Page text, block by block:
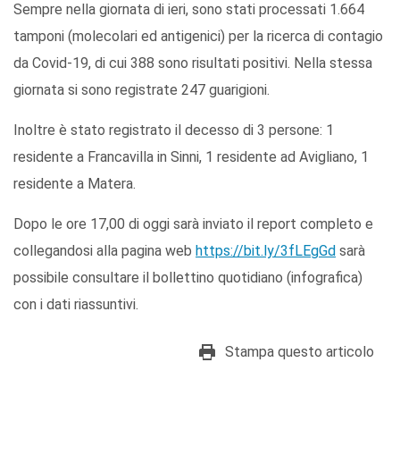
Sempre nella giornata di ieri, sono stati processati 1.664
tamponi (molecolari ed antigenici) per la ricerca di contagio
da Covid-19, di cui 388 sono risultati positivi. Nella stessa
giornata si sono registrate 247 guarigioni.
Inoltre è stato registrato il decesso di 3 persone: 1
residente a Francavilla in Sinni, 1 residente ad Avigliano, 1
residente a Matera.
Dopo le ore 17,00 di oggi sarà inviato il report completo e
collegandosi alla pagina web https://bit.ly/3fLEgGd sarà
possibile consultare il bollettino quotidiano (infografica)
con i dati riassuntivi.
Stampa questo articolo